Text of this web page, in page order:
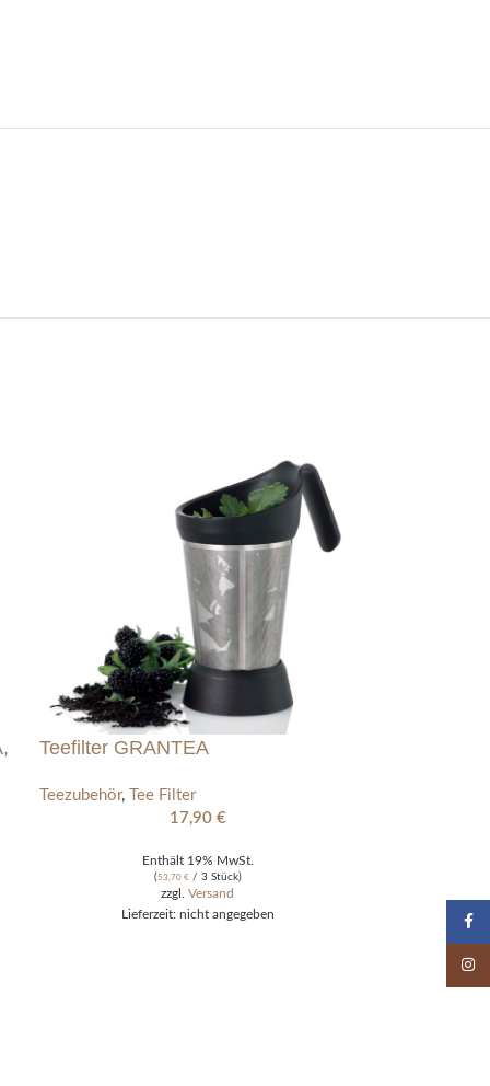
Teefilter GRANTEA
Teezubehör,
Tee Filter
17,90 €
Enthält 19% MwSt.
(53,70 €/ 3 Stück)
zzgl.Versand
Lieferzeit: nicht angegeben